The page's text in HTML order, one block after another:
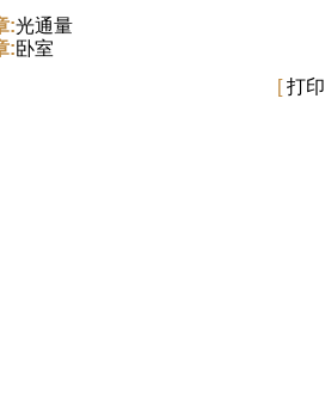
:光通量
:卧室
[打印